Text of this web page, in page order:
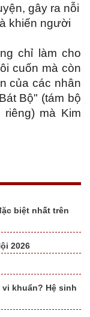
gây ra nỗi
khiến người
chỉ làm cho
cuốn mà còn
của các nhân
Bộ" (tám bộ
mà Kim
biệt nhất trên
2026
khuẩn? Hệ sinh